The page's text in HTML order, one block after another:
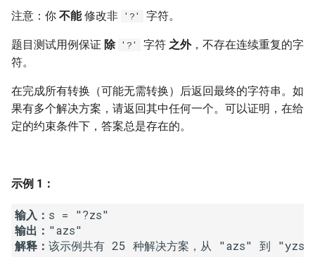
9. 用两个栈实现队列
10.1. 斐波那契数列
11. 旋转数组的最小数字
13. 机器人的运动范围
14.1. 剪绳子
14.2. 剪绳子 II
6. 排序数组中两个数字之和
7. 数组中和为 0 的三个数
8. 和大于等于 target 的最短子
数组
10. 和为 k 的子数组
11. 和 1 个数相同的子数组
12. 左右两边子数组的和相等
1.6. 字符串压缩
1.7. 旋转矩阵
1.9. 字符串轮转
2.2. 返回倒数第 k 个节点
2.3. 删除中间节点
2.4. 分割链表
注意：你 不能修改非 '?' 字符。
题目测试用例保证 除 '?' 字符 之外，不存在连续重复的字
符。
在完成所有转换（可能无需转换）后返回最终的字符串。如
果有多个解决方案，请返回其中任何一个。可以证明，在给
定的约束条件下，答案总是存在的。
示例 1：
输入：
输出：
解释： 该示例共有 25 种解决方案，从 "azs" 到 "yzs"